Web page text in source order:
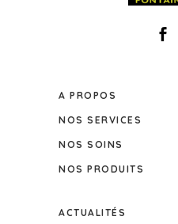
A PROPOS
NOS SERVICES
NOS SOINS
NOS PRODUITS
ACTUALITÉS